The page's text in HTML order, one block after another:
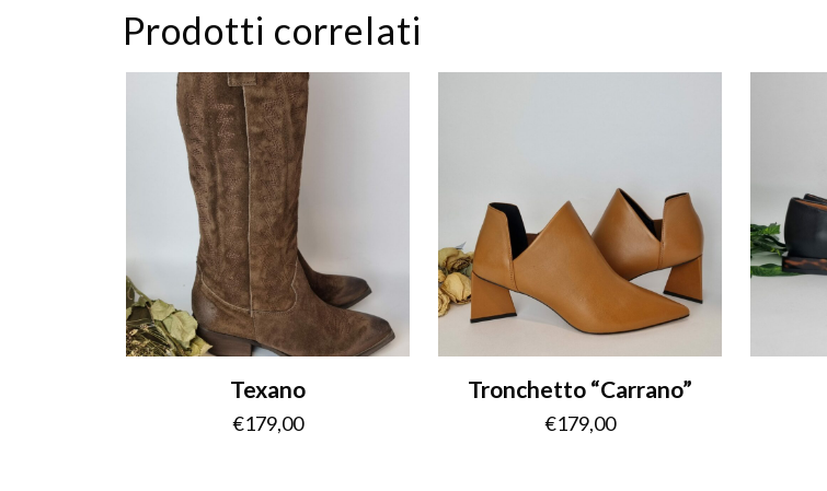
Prodotti correlati
Texano
€179,00
Tronchetto “Carrano”
€179,00